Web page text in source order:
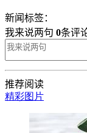
新闻标签：
我来说两句 0条评
推荐阅读